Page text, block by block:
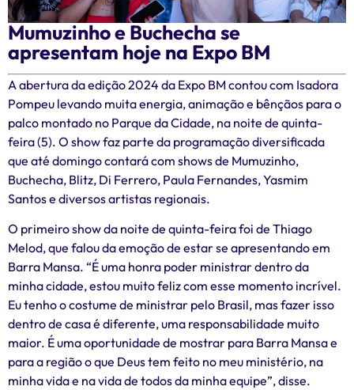
Mumuzinho e Buchecha se
apresentam hoje na Expo BM
A abertura da edição 2024 da Expo BM contou com Isadora
Pompeu levando muita energia, animação e bênçãos para o
palco montado no Parque da Cidade, na noite de quinta-
feira (5). O show faz parte da programação diversificada
que até domingo contará com shows de Mumuzinho,
Buchecha, Blitz, Di Ferrero, Paula Fernandes, Yasmim
Santos e diversos artistas regionais.
O primeiro show da noite de quinta-feira foi de Thiago
Melod, que falou da emoção de estar se apresentando em
Barra Mansa. “É uma honra poder ministrar dentro da
minha cidade, estou muito feliz com esse momento incrível.
Eu tenho o costume de ministrar pelo Brasil, mas fazer isso
dentro de casa é diferente, uma responsabilidade muito
maior. É uma oportunidade de mostrar para Barra Mansa e
para a região o que Deus tem feito no meu ministério, na
minha vida e na vida de todos da minha equipe”, disse.